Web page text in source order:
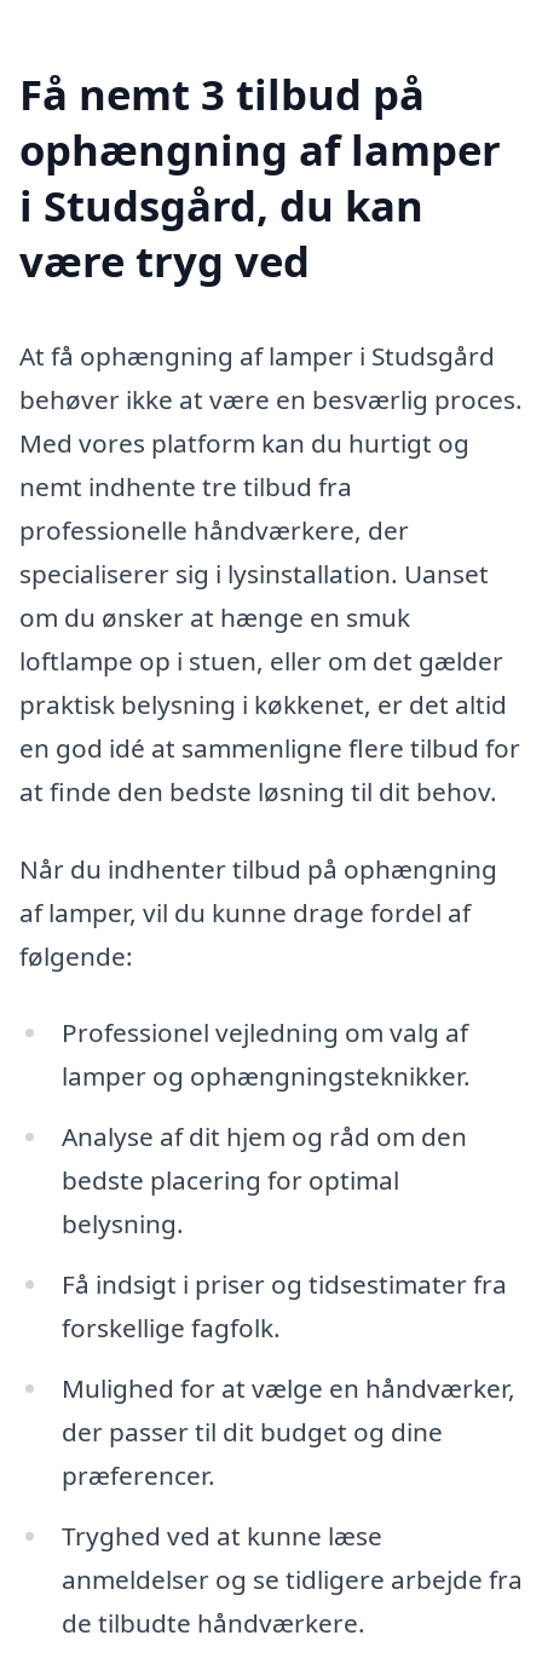
Få nemt 3 tilbud på
ophængning af lamper
i Studsgård, du kan
være tryg ved
At få ophængning af lamper i Studsgård
behøver ikke at være en besværlig proces.
Med vores platform kan du hurtigt og
nemt indhente tre tilbud fra
professionelle håndværkere, der
specialiserer sig i lysinstallation. Uanset
om du ønsker at hænge en smuk
loftlampe op i stuen, eller om det gælder
praktisk belysning i køkkenet, er det altid
en god idé at sammenligne flere tilbud for
at finde den bedste løsning til dit behov.
Når du indhenter tilbud på ophængning
af lamper, vil du kunne drage fordel af
følgende:
Professionel vejledning om valg af
lamper og ophængningsteknikker.
Analyse af dit hjem og råd om den
bedste placering for optimal
belysning.
Få indsigt i priser og tidsestimater fra
forskellige fagfolk.
Mulighed for at vælge en håndværker,
der passer til dit budget og dine
præferencer.
Tryghed ved at kunne læse
anmeldelser og se tidligere arbejde fra
de tilbudte håndværkere.